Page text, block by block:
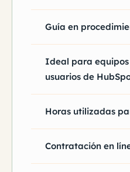
Guía en
Ideal para equipos
usuarios de
Horas utilizadas
Contratación en